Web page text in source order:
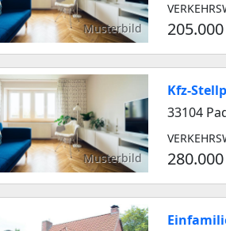
Musterbild
Musterbild
Kfz-
33104